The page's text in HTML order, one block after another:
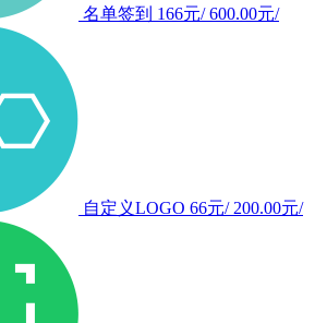
名单签到 166元/ 600.00元/
自定义LOGO 66元/ 200.00元/